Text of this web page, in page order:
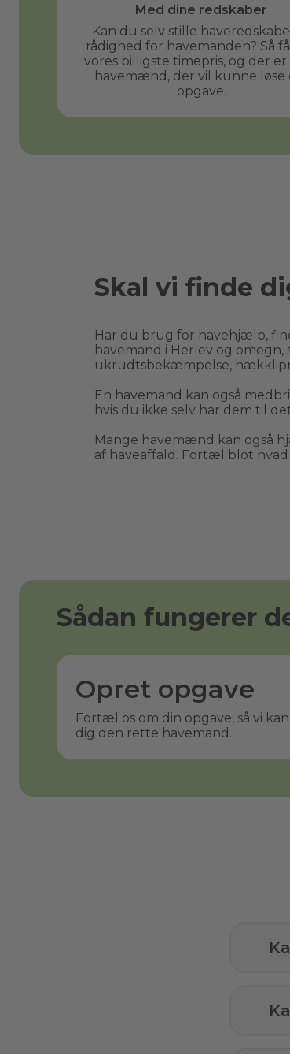
Med dine redskaber
Kan du selv stille
rådighed for havemanden? Så
vores billigste timepris, og der er
havemænd, der vil kunne løse
opgave.
Skal vi finde
Har du brug for havehjælp,
havemand i Herlev og omegn,
ukrudtsbekæmpelse,
En havemand kan også
hvis du ikke selv har dem til
Mange havemænd kan også
af haveaffald. Fortæl blot
Sådan fungerer
Opret opgave
Fortæl os om din opgave, så vi
dig den rette havemand.